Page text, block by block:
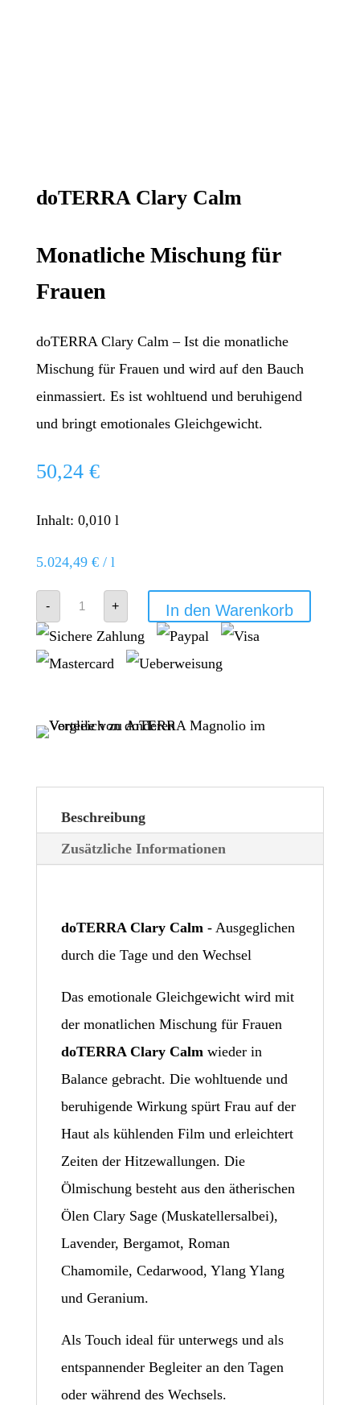
doTERRA Clary Calm
Monatliche Mischung für
Frauen
doTERRA Clary Calm – Ist die monatliche
Mischung für Frauen und wird auf den Bauch
einmassiert. Es ist wohltuend und beruhigend
und bringt emotionales Gleichgewicht.
50,24 €
Inhalt: 0,010 l
5.024,49 €/ l
-
doTERRA
Clary
Menge
+ In den Warenkorb
Beschreibung
Zusätzliche Informationen
doTERRA Clary Calm - Ausgeglichen
durch die Tage und den Wechsel
Das emotionale Gleichgewicht wird mit
der monatlichen Mischung für Frauen
doTERRA Clary Calm wieder in
Balance gebracht. Die wohltuende und
beruhigende Wirkung spürt Frau auf der
Haut als kühlenden Film und erleichtert
Zeiten der Hitzewallungen. Die
Ölmischung besteht aus den ätherischen
Ölen Clary Sage (Muskatellersalbei),
Lavender, Bergamot, Roman
Chamomile, Cedarwood, Ylang Ylang
und Geranium.
Als Touch ideal für unterwegs und als
entspannender Begleiter an den Tagen
oder während des Wechsels.